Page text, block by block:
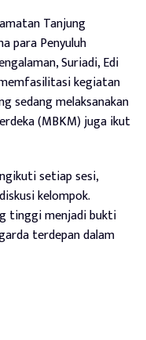
Tanjung
para Penyuluh
Suriadi, Edi
kegiatan
sedang melaksanakan
(MBKM) juga ikut
setiap sesi,
kelompok.
tinggi menjadi bukti
terdepan dalam